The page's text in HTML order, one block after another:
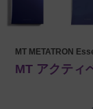
MT METATRON
MT アクティ